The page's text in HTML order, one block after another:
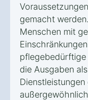
gemacht
Menschen mit
pflegebedürftige
die Ausgaben
Dienstleistungen